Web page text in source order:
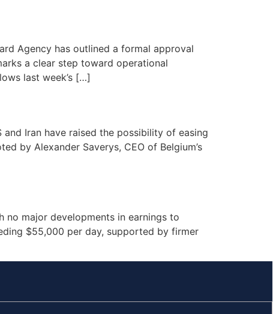
Agency has outlined a formal approval
a clear step toward operational
last week’s […]
Iran have raised the possibility of easing
by Alexander Saverys, CEO of Belgium’s
no major developments in earnings to
$55,000 per day, supported by firmer